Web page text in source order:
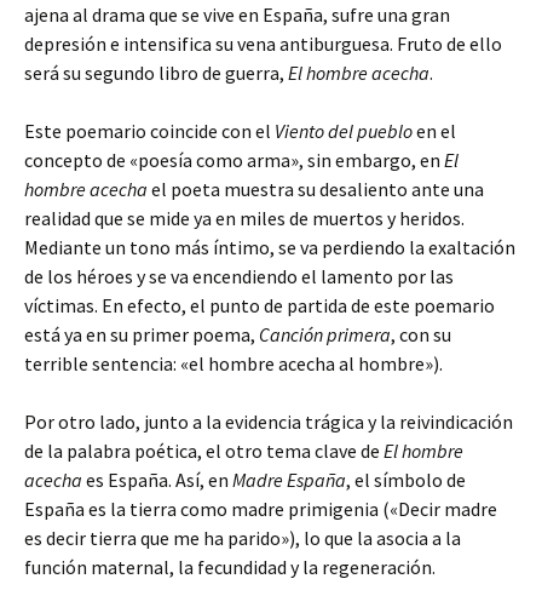
ajena al drama que se vive en España, sufre una gran
depresión e intensifica su vena antiburguesa. Fruto de ello
será su segundo libro de guerra, El hombre acecha.
Este poemario coincide con el Viento del puebloen el
concepto de «poesía como arma», sin embargo, en El
hombre acecha el poeta muestra su desaliento ante una
realidad que se mide ya en miles de muertos y heridos.
Mediante un tono más íntimo, se va perdiendo la exaltación
de los héroes y se va encendiendo el lamento por las
víctimas. En efecto, el punto de partida de este poemario
está ya en su primer poema, Canción primera, con su
terrible sentencia: «el hombre acecha al hombre»).
Por otro lado, junto a la evidencia trágica y la reivindicación
de la palabra poética, el otro tema clave de El hombre
acecha es España. Así, en Madre España, el símbolo de
España es la tierra como madre primigenia («Decir madre
es decir tierra que me ha parido»), lo que la asocia a la
función maternal, la fecundidad y la regeneración.